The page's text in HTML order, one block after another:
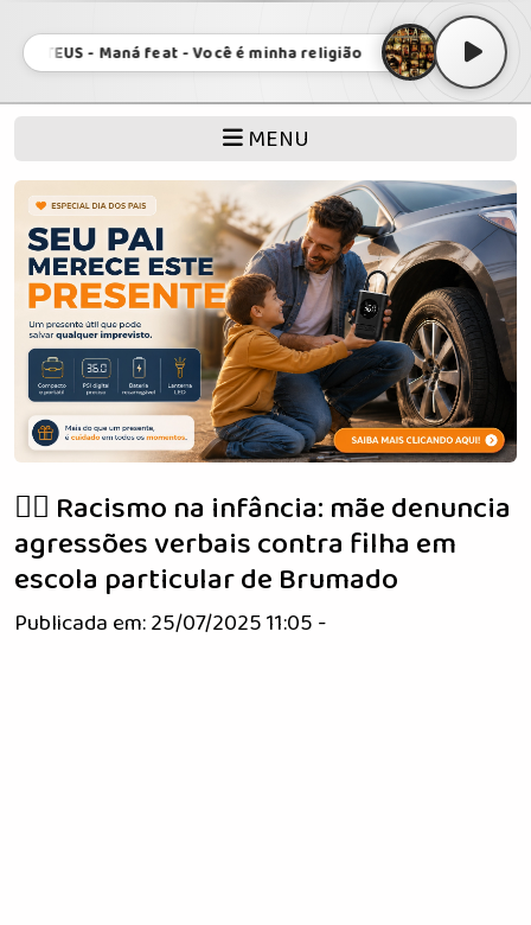
- Maná feat - Você é minha religião • JORGE e MATEUS -
MENU
✊🏾 Racismo na infância: mãe denuncia
agressões verbais contra filha em
escola particular de Brumado
Publicada em: 25/07/2025 11:05 -